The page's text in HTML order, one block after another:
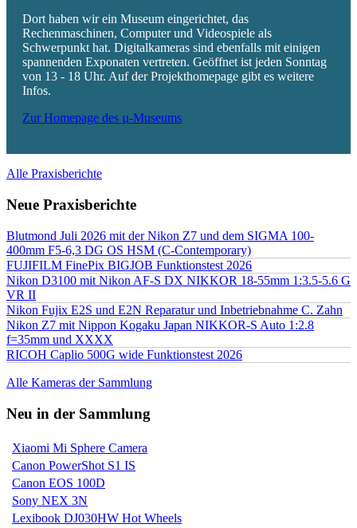
Dort haben wir ein Museum eingerichtet, das
Rechenmaschinen, Computer und Videospiele als
Schwerpunkt hat. Digitalkameras sind ebenfalls mit einigen
spannenden Exponaten vertreten. Geöffnet ist jeden Sonntag
von 13 - 18 Uhr. Auf der Projekthomepage gibt es weitere
Infos.
Zur Homepage des µ-Museums
Alle Praxisberichte
Neue Praxisberichte
Blutmond Juli 2026 mit der Nikon Z7 und dem SIGMA 100-
400mm F5-6,3 DG OS HSM (C-Contemporary)
FUJIFILM FinePix BIGJOB Funktionstest 2026
Nikon D3100 mit Nikon AF-S DX NIKKOR 18-55mm 1:3.5-5.6 G
VR II
Nikon Fujix E2S und E2N Reparatur und Inbetriebnahme C. Zahn
Nikon Z7 mit Nippon Kogaku Japan NIKKOR-S Auto 1:2.8
f=35mm und XXXX
RICOH Caplio 500G wide Funktionstest 2026
Alle Kameras der Sammlung
Neu in der Sammlung
Xiaomi Mi Sphere Camera
Canon PowerShot S1 IS
Canon EOS 100D
Sony NEX 3N
Lexibook DJ030HW Hot Wheels